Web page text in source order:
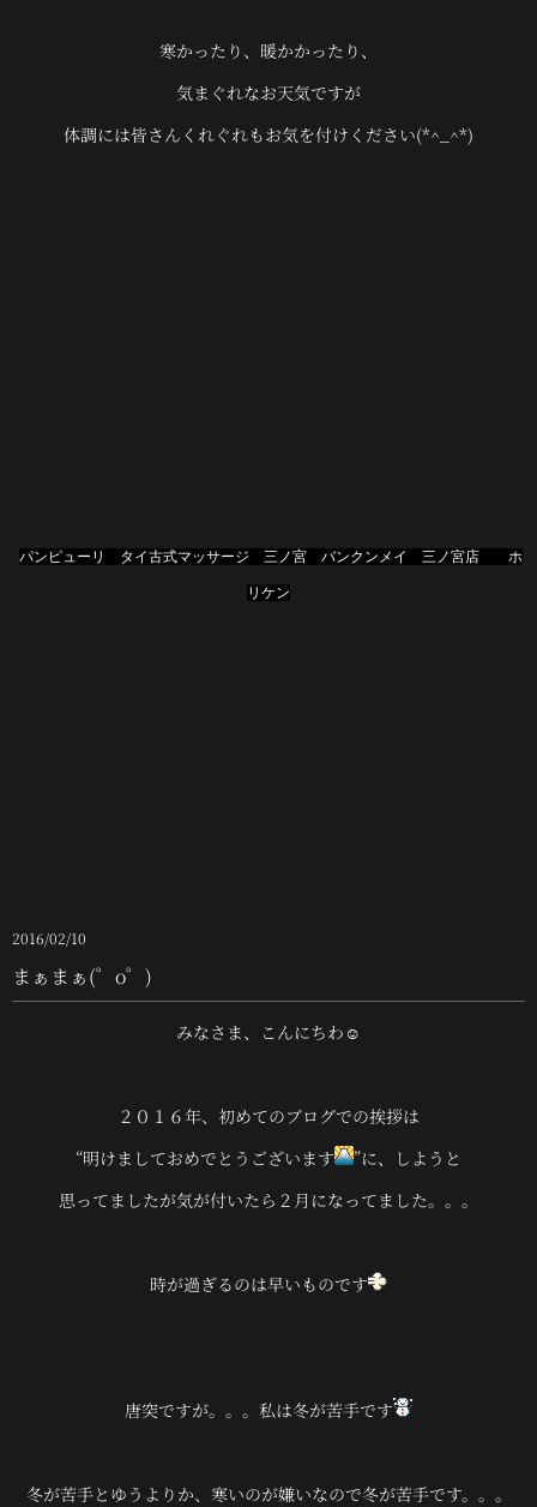
寒かったり、暖かかったり、
気まぐれなお天気ですが
体調には皆さんくれぐれもお気を付けください(*^_^*)
パンピューリ タイ古式マッサージ 三ノ宮 バンクンメイ 三ノ宮店 ホ
リケン
2016/02/10
まぁまぁ(゜o゜)
みなさま、こんにちわ☺
２０１６年、初めてのブログでの挨拶は
“明けましておめでとうございます
”に、しようと
思ってましたが気が付いたら２月になってました。。。
時が過ぎるのは早いものです
唐突ですが。。。私は冬が苦手です
冬が苦手とゆうよりか、寒いのが嫌いなので冬が苦手です。。。